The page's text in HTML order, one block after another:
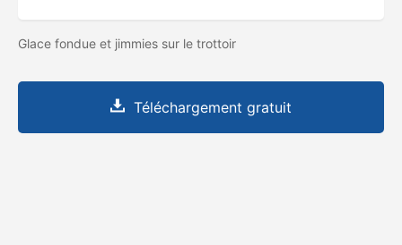
Glace fondue et jimmies sur le trottoir
Téléchargement gratuit